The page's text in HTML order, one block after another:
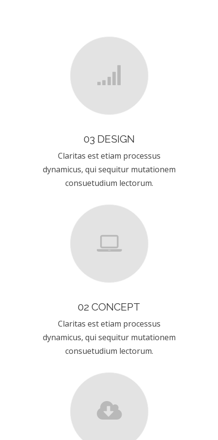
03 DESIGN
Claritas est etiam processus
dynamicus, qui sequitur mutationem
consuetudium lectorum.
02 CONCEPT
Claritas est etiam processus
dynamicus, qui sequitur mutationem
consuetudium lectorum.